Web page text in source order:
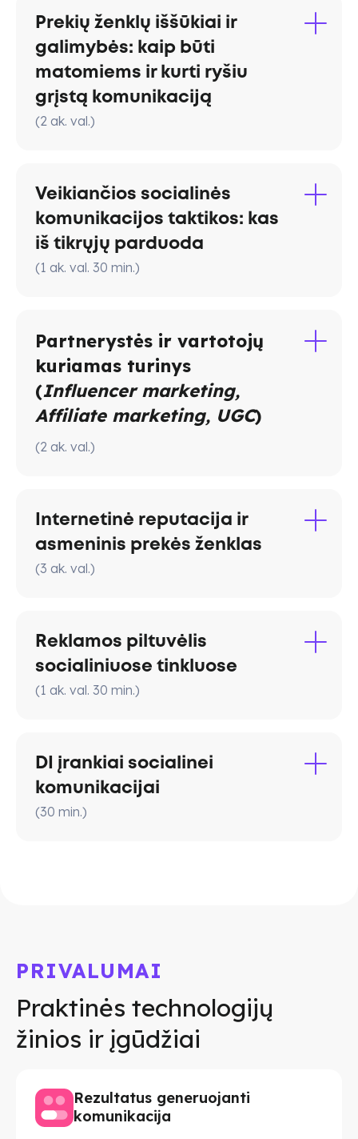
Prekių ženklų iššūkiai ir
galimybės: kaip būti
matomiems ir kurti ryšiu
grįstą komunikaciją
(2 ak. val.)
USP VibeMarketing
Veikiančios socialinės
komunikacijos taktikos: kas
iš tikrųjų parduoda
(1 ak. val. 30 min.)
Partnerystės ir vartotojų
kuriamas turinys
(Influencer marketing,
Affiliate marketing, UGC)
(2 ak. val.)
affiliate
Internetinė reputacija ir
asmeninis prekės ženklas
(3 ak. val.)
Reklamos piltuvėlis
socialiniuose tinkluose
(1 ak. val. 30 min.)
DI įrankiai socialinei
komunikacijai
(30 min.)
PRIVALUMAI
Praktinės technologijų
žinios ir įgūdžiai
Rezultatus generuojanti
komunikacija